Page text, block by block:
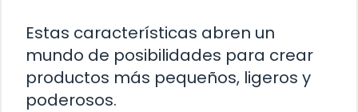
Estas características abren un
mundo de posibilidades para crear
productos más pequeños, ligeros y
poderosos.